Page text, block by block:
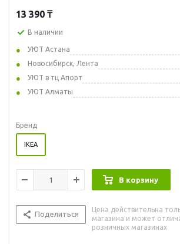
13 390 ₸
В наличии
УЮТ Астана
Новосибирск, Лента
УЮТ в тц Апорт
УЮТ Алматы
Бренд
IKEA
В корзину
Поделиться
Цена действительна
магазина и может
розничных магазинах